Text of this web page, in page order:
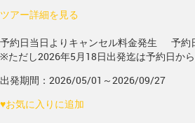
ツアー詳細を見る
予約日当日よりキャンセル料金発生
予約
※ただし2026年5月18日出発迄は予約日か
出発期間：2026/05/01～2026/09/27
♥お気に入りに追加